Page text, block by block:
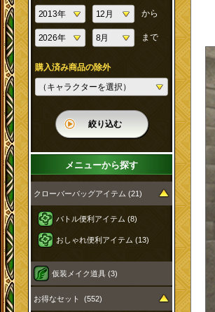
から
まで
購入済み商品の除外
絞り込む
メニューから探す
クローバーバッグアイテム (21)
バトル便利アイテム (8)
おしゃれ便利アイテム (13)
仮装メイク道具 (3)
お得なセット (552)